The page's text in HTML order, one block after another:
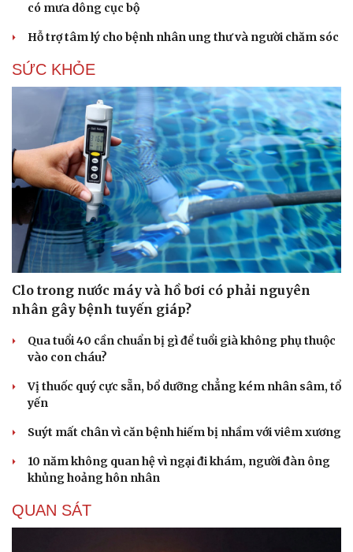
có mưa dông cục bộ
Hỗ trợ tâm lý cho bệnh nhân ung thư và người chăm sóc
SỨC KHỎE
Clo trong nước máy và hồ bơi có phải nguyên
nhân gây bệnh tuyến giáp?
Qua tuổi 40 cần chuẩn bị gì để tuổi già không phụ thuộc
vào con cháu?
Vị thuốc quý cực sẵn, bổ dưỡng chẳng kém nhân sâm, tổ
yến
Suýt mất chân vì căn bệnh hiếm bị nhầm với viêm xương
10 năm không quan hệ vì ngại đi khám, người đàn ông
khủng hoảng hôn nhân
QUAN SÁT